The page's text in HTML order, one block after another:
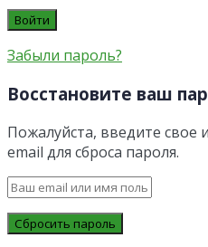
Забыли пароль?
Восстановите ваш
Пожалуйста, введите свое
email для сброса пароля.